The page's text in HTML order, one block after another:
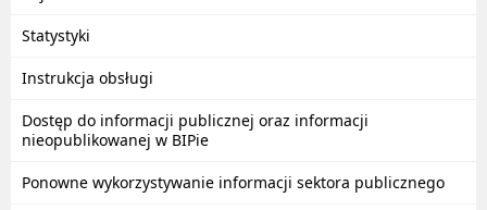
Statystyki
Instrukcja obsługi
Dostęp do informacji publicznej oraz informacji
nieopublikowanej w BIPie
Ponowne wykorzystywanie informacji sektora publicznego